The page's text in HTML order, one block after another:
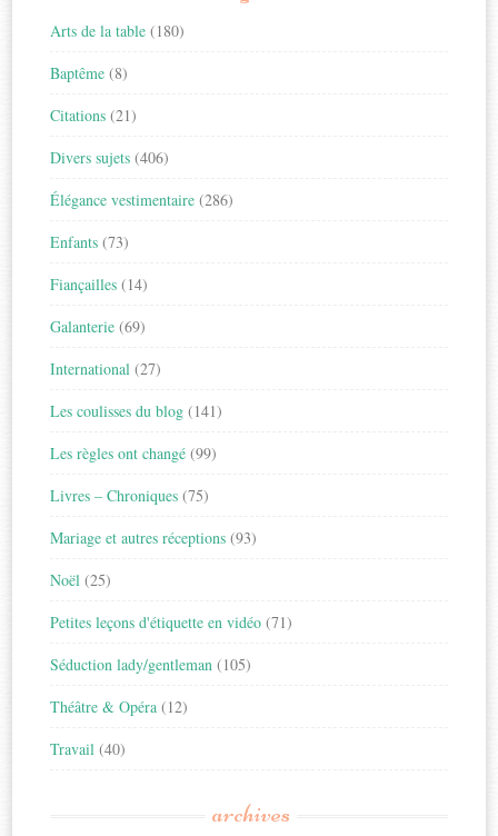
Arts de la table (180)
Baptême (8)
Citations (21)
Divers sujets (406)
Élégance vestimentaire (286)
Enfants (73)
Fiançailles (14)
Galanterie (69)
International (27)
Les coulisses du blog (141)
Les règles ont changé (99)
Livres – Chroniques (75)
Mariage et autres réceptions (93)
Noël (25)
Petites leçons d'étiquette en vidéo (71)
Séduction lady/gentleman (105)
Théâtre & Opéra (12)
Travail (40)
archives